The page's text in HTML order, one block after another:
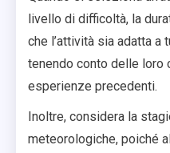
livello di difficoltà, la
che l’attività sia adatta a
tenendo conto delle loro
esperienze precedenti.
Inoltre, considera la
meteorologiche, poiché